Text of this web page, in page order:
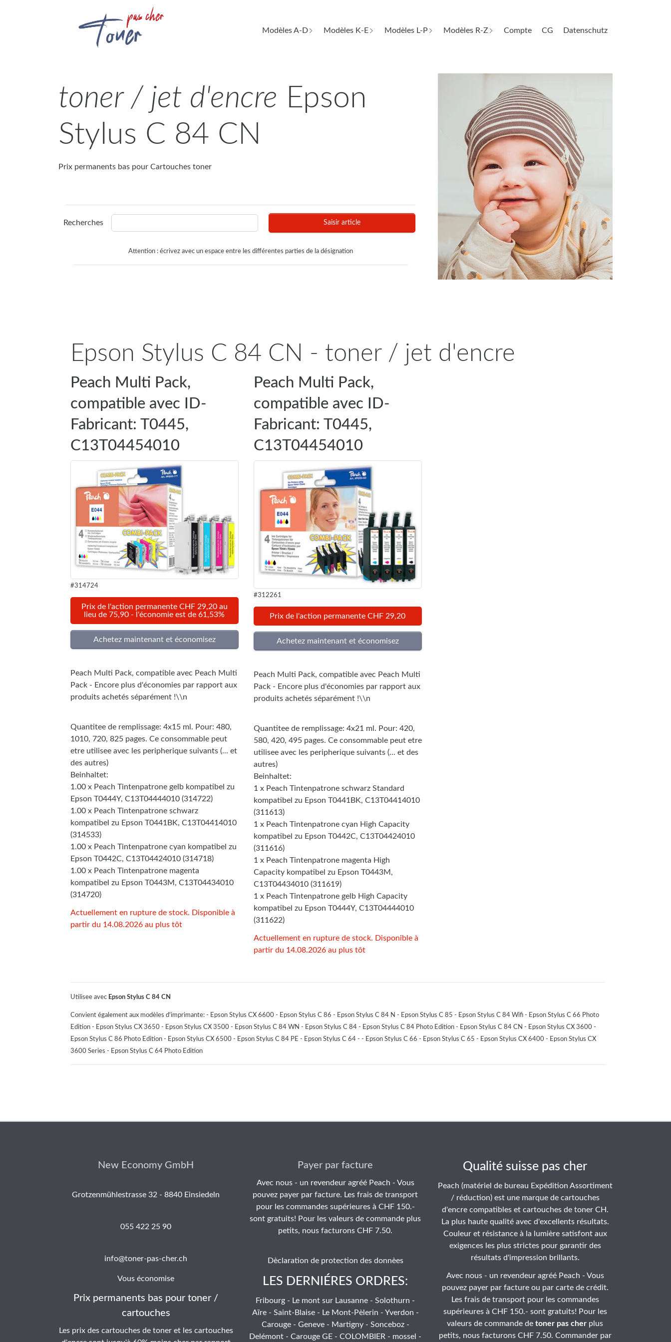
Modèles A-D Modèles K-E Modèles L-P Modèles R-Z Compte CG Datenschutz
toner / jet d'encre Epson
Stylus C 84 CN
Prix permanents bas pour Cartouches toner
Recherches Saisir article
Attention : écrivez avec un espace entre les différentes parties de la désignation
Epson Stylus C 84 CN - toner / jet d'encre
Peach Multi Pack,
compatible avec ID-
Fabricant: T0445,
C13T04454010
#314724
Prix de l'action permanente CHF 29,20 au
lieu de 75,90 - l'économie est de 61,53%
Peach Multi Pack, compatible avec Peach Multi
Pack - Encore plus d'économies par rapport aux
produits achetés séparément !\\n
Quantitee de remplissage: 4x15 ml. Pour: 480,
1010, 720, 825 pages. Ce consommable peut
etre utilisee avec les peripherique suivants (... et
des autres)
Beinhaltet:
1.00 x Peach Tintenpatrone gelb kompatibel zu
Epson T0444Y, C13T04444010 (314722)
1.00 x Peach Tintenpatrone schwarz
kompatibel zu Epson T0441BK, C13T04414010
(314533)
1.00 x Peach Tintenpatrone cyan kompatibel zu
Epson T0442C, C13T04424010 (314718)
1.00 x Peach Tintenpatrone magenta
kompatibel zu Epson T0443M, C13T04434010
(314720)
Actuellement en rupture de stock. Disponible à
partir du 14.08.2026 au plus tôt
Peach Multi Pack,
compatible avec ID-
Fabricant: T0445,
C13T04454010
#312261
Prix de l'action permanente CHF 29,20
Peach Multi Pack, compatible avec Peach Multi
Pack - Encore plus d'économies par rapport aux
produits achetés séparément !\\n
Quantitee de remplissage: 4x21 ml. Pour: 420,
580, 420, 495 pages. Ce consommable peut etre
utilisee avec les peripherique suivants (... et des
autres)
Beinhaltet:
1 x Peach Tintenpatrone schwarz Standard
kompatibel zu Epson T0441BK, C13T04414010
(311613)
1 x Peach Tintenpatrone cyan High Capacity
kompatibel zu Epson T0442C, C13T04424010
(311616)
1 x Peach Tintenpatrone magenta High
Capacity kompatibel zu Epson T0443M,
C13T04434010 (311619)
1 x Peach Tintenpatrone gelb High Capacity
kompatibel zu Epson T0444Y, C13T04444010
(311622)
Actuellement en rupture de stock. Disponible à
partir du 14.08.2026 au plus tôt
Utilisee avec Epson Stylus C 84 CN
Convient également aux modèles d'imprimante: - Epson Stylus CX 6600 - Epson Stylus C 86 - Epson Stylus C 84 N - Epson Stylus C 85 - Epson Stylus C 84 Wifi - Epson Stylus C 66 Photo
Edition - Epson Stylus CX 3650 - Epson Stylus CX 3500 - Epson Stylus C 84 WN - Epson Stylus C 84 - Epson Stylus C 84 Photo Edition - Epson Stylus C 84 CN - Epson Stylus CX 3600 -
Epson Stylus C 86 Photo Edition - Epson Stylus CX 6500 - Epson Stylus C 84 PE - Epson Stylus C 64 - - Epson Stylus C 66 - Epson Stylus C 65 - Epson Stylus CX 6400 - Epson Stylus CX
3600 Series - Epson Stylus C 64 Photo Edition
New Economy GmbH
Grotzenmühlestrasse 32 - 8840 Einsiedeln
055 422 25 90
info@toner-pas-cher.ch
Vous économise
Prix permanents bas pour toner /
cartouches
Les prix des cartouches de toner et les cartouches
Payer par facture
Avec nous - un revendeur agréé Peach - Vous
pouvez payer par facture. Les frais de transport
pour les commandes supérieures à CHF 150.-
sont gratuits! Pour les valeurs de commande plus
petits, nous facturons CHF 7.50.
Dèclaration de protection des donnèes
LES DERNIÉRES ORDRES:
Fribourg - Le mont sur Lausanne - Solothurn -
Aïre - Saint-Blaise - Le Mont-Pèlerin - Yverdon -
Carouge - Geneve - Martigny - Sonceboz -
Delémont - Carouge GE - COLOMBIER - mossel -
Qualité suisse pas cher
Peach (matériel de bureau Expédition Assortiment
/ réduction) est une marque de cartouches
d'encre compatibles et cartouches de toner CH.
La plus haute qualité avec d'excellents résultats.
Couleur et résistance à la lumière satisfont aux
exigences les plus strictes pour garantir des
résultats d'impression brillants.
Avec nous - un revendeur agréé Peach - Vous
pouvez payer par facture ou par carte de crédit.
Les frais de transport pour les commandes
supérieures à CHF 150.- sont gratuits! Pour les
valeurs de commande detoner pas cher plus
petits, nous facturons CHF 7.50. Commander par